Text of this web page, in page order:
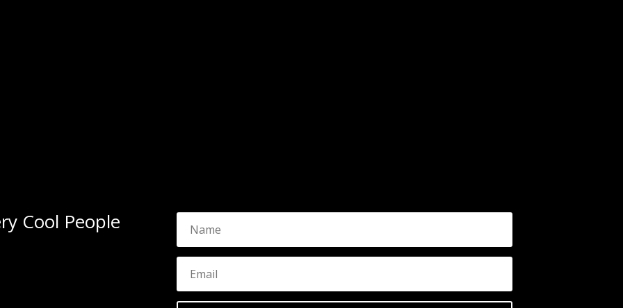
Cool People